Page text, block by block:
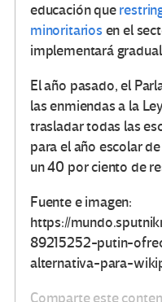
educación que
minoritarios en el
implementará
El año pasado, el
las enmiendas a la
trasladar todas las
para el año escolar
un 40 por ciento de
Fuente e imagen:
https://
89215252-putin-
alternativa-para-
Comparte este